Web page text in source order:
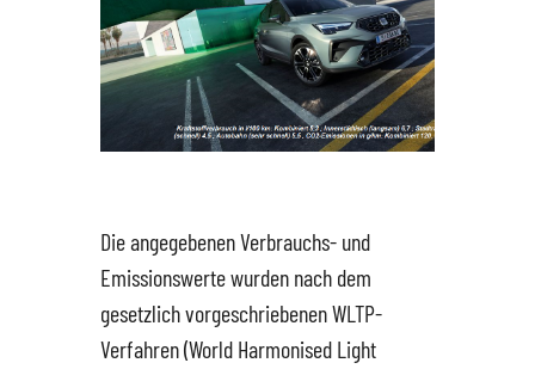
Die angegebenen Verbrauchs- und
Emissionswerte wurden nach dem
gesetzlich vorgeschriebenen WLTP-
Verfahren (World Harmonised Light